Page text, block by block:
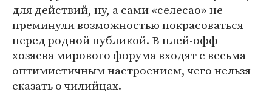
для действий, ну, а сами «селесао» не
преминули возможностью покрасоваться
перед родной публикой. В плей-офф
хозяева мирового форума входят с весьма
оптимистичным настроением, чего нельзя
сказать о чилийцах.